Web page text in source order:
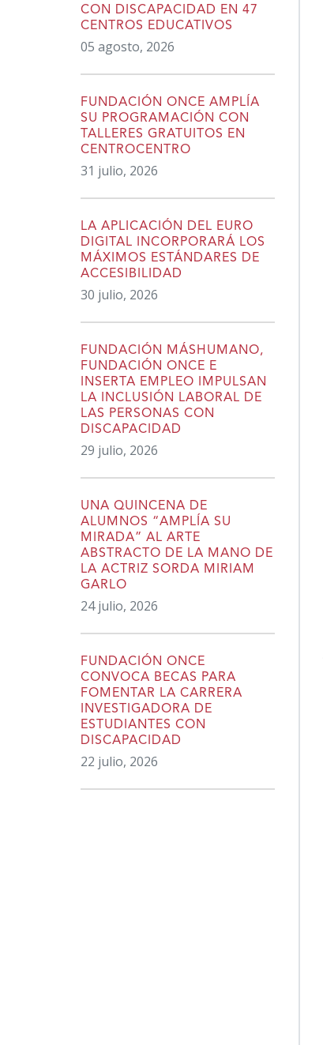
CON DISCAPACIDAD EN 47
CENTROS EDUCATIVOS
05 agosto, 2026
FUNDACIÓN ONCE AMPLÍA
SU PROGRAMACIÓN CON
TALLERES GRATUITOS EN
CENTROCENTRO
31 julio, 2026
LA APLICACIÓN DEL EURO
DIGITAL INCORPORARÁ LOS
MÁXIMOS ESTÁNDARES DE
ACCESIBILIDAD
30 julio, 2026
FUNDACIÓN MÁSHUMANO,
FUNDACIÓN ONCE E
INSERTA EMPLEO IMPULSAN
LA INCLUSIÓN LABORAL DE
LAS PERSONAS CON
DISCAPACIDAD
29 julio, 2026
UNA QUINCENA DE
ALUMNOS “AMPLÍA SU
MIRADA” AL ARTE
ABSTRACTO DE LA MANO DE
LA ACTRIZ SORDA MIRIAM
GARLO
24 julio, 2026
FUNDACIÓN ONCE
CONVOCA BECAS PARA
FOMENTAR LA CARRERA
INVESTIGADORA DE
ESTUDIANTES CON
DISCAPACIDAD
22 julio, 2026